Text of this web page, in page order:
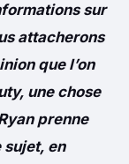
sur
attacherons
que l’on
une chose
prenne
en